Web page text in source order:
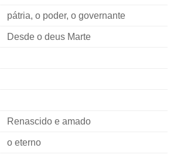
pátria, o poder, o governante
Desde o deus Marte
Renascido e amado
o eterno